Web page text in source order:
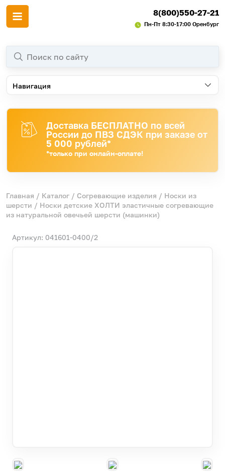
8(800)550-27-21
Пн-Пт 8:30-17:00 Оренбург
Навигация
Доставка БЕСПЛАТНО по всей
России до ПВЗ СДЭК при заказе от
5 000 рублей*
*только при онлайн-оплате!
Главная / Каталог / Согревающие изделия / Носки из
шерсти / Носки детские ХОЛТИ эластичные согревающие
из натуральной овечьей шерсти (машинки)
Артикул: 041601-0400/2